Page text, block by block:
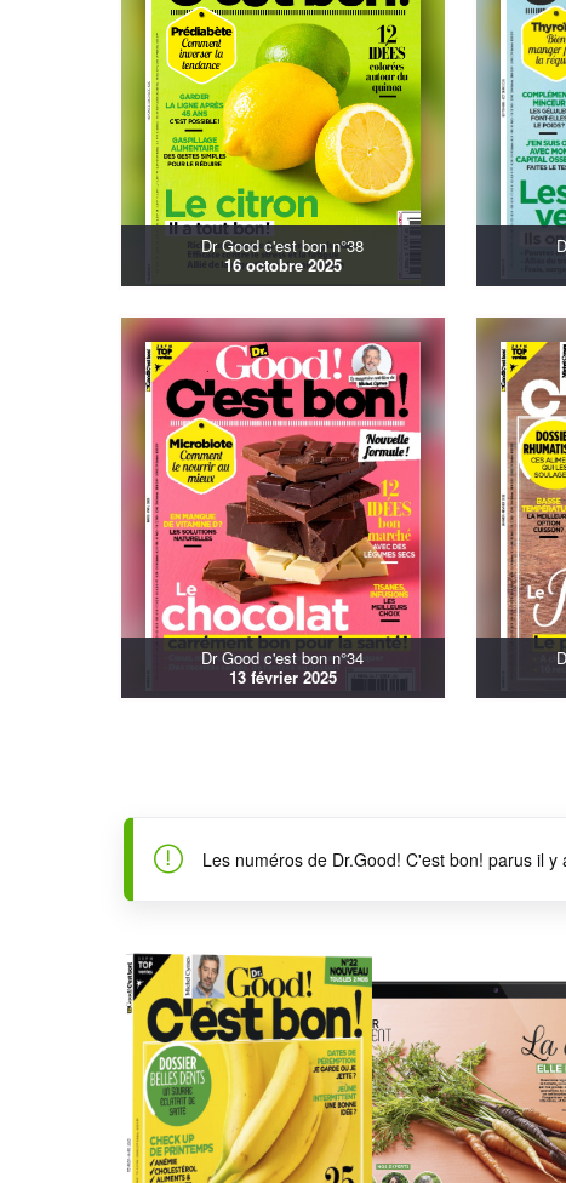
Dr Good c'est bon n°38
16 octobre 2025
Dr Good c'est bon n°34
13 février 2025
Les numéros de Dr.Good! C'est bon! parus il